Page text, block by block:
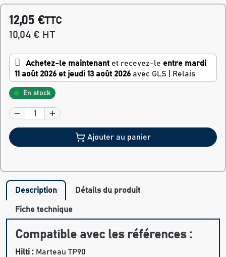
12,05 €TTC
10,04 € HT
Achetez-le maintenant et recevez-le entre mardi
11 août 2026 et jeudi 13 août 2026 avec GLS | Relais
En stock
Ajouter au panier
Description Détails du produit
Fiche technique
Compatible avec les références :
Hilti : Marteau TP90